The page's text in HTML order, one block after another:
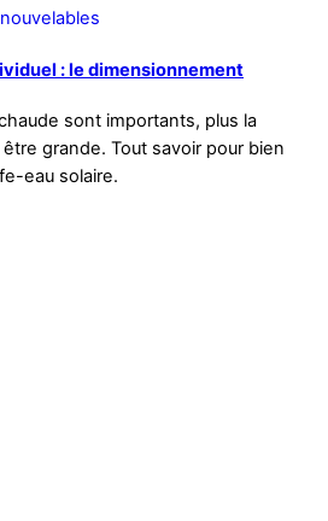
: le dimensionnement
sont importants, plus la
grande. Tout savoir pour bien
eau solaire.